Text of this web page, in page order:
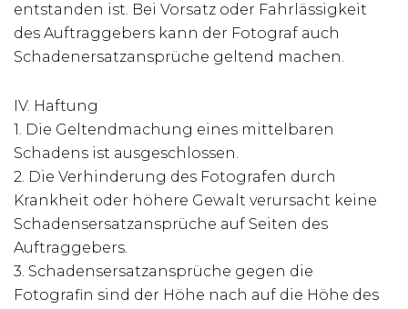
entstanden ist. Bei Vorsatz oder Fahrlässigkeit
des Auftraggebers kann der Fotograf auch
Schadenersatzansprüche geltend machen.
IV. Haftung
1. Die Geltendmachung eines mittelbaren
Schadens ist ausgeschlossen.
2. Die Verhinderung des Fotografen durch
Krankheit oder höhere Gewalt verursacht keine
Schadensersatzansprüche auf Seiten des
Auftraggebers.
3. Schadensersatzansprüche gegen die
Fotografin sind der Höhe nach auf die Höhe des